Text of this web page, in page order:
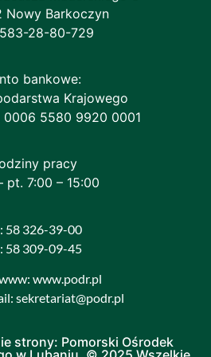
Nowy Barkoczyn
28-80-729
bankowe:
Krajowego
0006 5580 9920 0001
pracy
pt. 7:00 – 15:00
58 326-39-00
58 309-09-45
www.podr.pl
sekretariat@podr.pl
strony: Pomorski Ośrodek